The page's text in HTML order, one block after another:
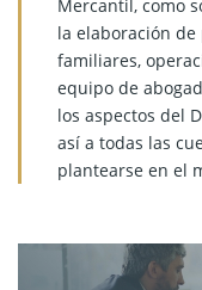
Mercantil, como
la elaboración de
familiares,
equipo de
los aspectos del
así a todas las
plantearse en el